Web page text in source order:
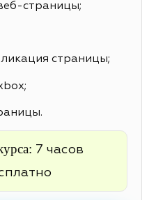
страницы;
страницы;
7 часов